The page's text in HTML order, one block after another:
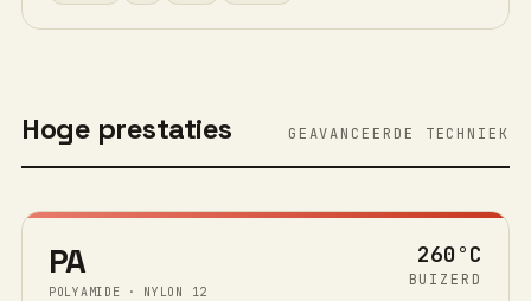
Hoge prestaties GEAVANCEERDE TECHNIEK
PA
POLYAMIDE · NYLON 12
260°C
BUIZERD